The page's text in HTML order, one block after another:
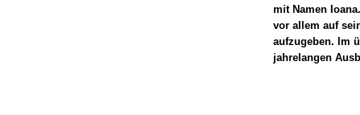
mit Namen
vor allem auf
aufzugeben. Im
jahrelangen